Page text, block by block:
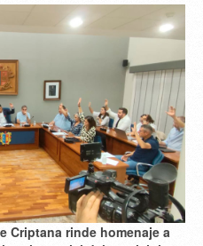
Criptana rinde homenaje a